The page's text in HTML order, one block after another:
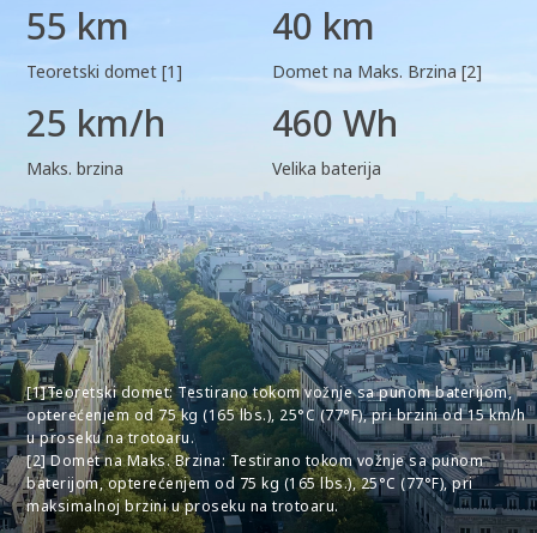
55 km
Teoretski domet [1]
40 km
Domet na Maks. Brzina [2]
25 km/h
Maks. brzina
460 Wh
Velika baterija
[1]Teoretski domet: Testirano tokom vožnje sa punom baterijom,
opterećenjem od 75 kg (165 lbs.), 25°C (77°F), pri brzini od 15 km/h
u proseku na trotoaru.
[2] Domet na Maks. Brzina: Testirano tokom vožnje sa punom
baterijom, opterećenjem od 75 kg (165 lbs.), 25°C (77°F), pri
maksimalnoj brzini u proseku na trotoaru.
Pogon
Zadnji točak
Sistem kontrole proklizavanja (TCS)
Da
Kočnica
Kočnica
Disk kočnica (prednja) i elektronska zadnja
kočnica (pozadi)